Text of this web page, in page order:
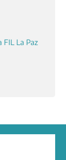
FIL La Paz